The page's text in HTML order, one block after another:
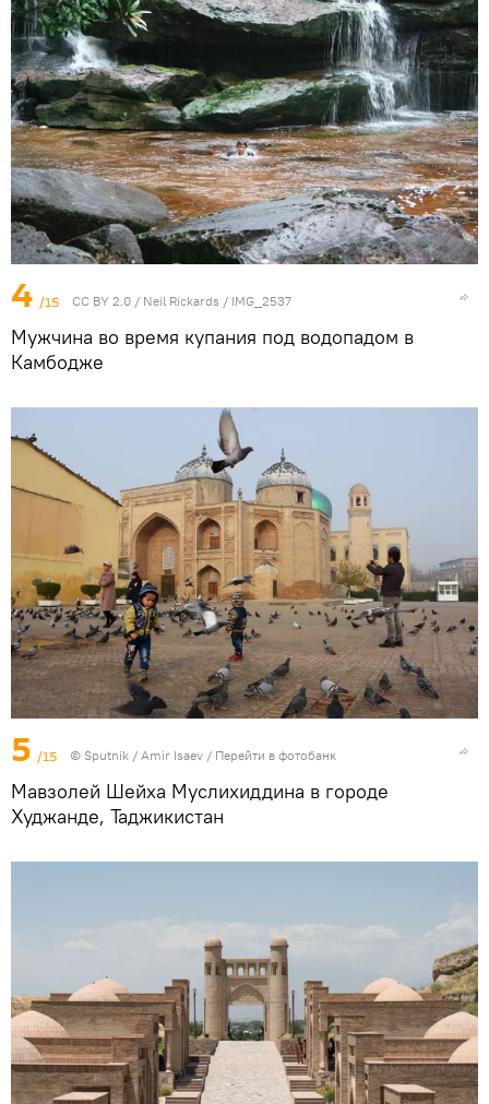
4 /15 CC BY 2.0 / Neil Rickards / IMG_2537
Мужчина во время купания под водопадом в
Камбодже
5 /15 © Sputnik / Amir Isaev / Перейти в фотобанк
Мавзолей Шейха Муслихиддина в городе
Худжанде, Таджикистан